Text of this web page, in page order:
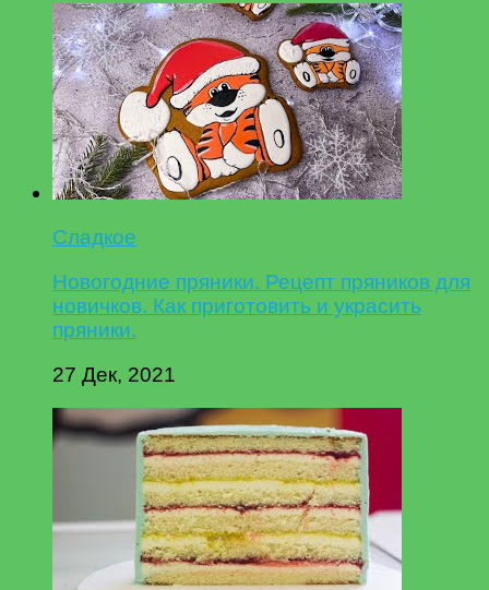
Сладкое
Новогодние пряники. Рецепт пряников для
новичков. Как приготовить и украсить
пряники.
27 Дек, 2021